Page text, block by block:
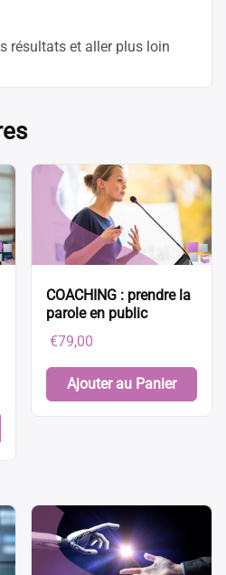
résultats et aller plus loin
COACHING : prendre la
parole en public
€79,00
Ajouter au Panier